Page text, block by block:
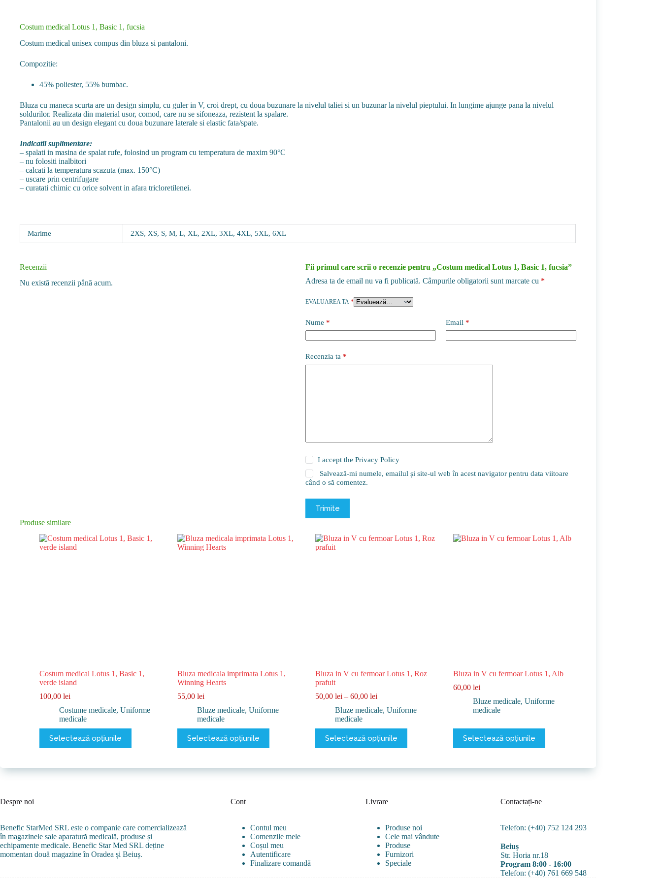
Costum medical Lotus 1, Basic 1, fucsia
Costum medical unisex compus din bluza si pantaloni.
Compozitie:
45% poliester, 55% bumbac.
Bluza cu maneca scurta are un design simplu, cu guler in V, croi drept, cu doua buzunare la nivelul taliei si un buzunar la nivelul pieptului. In lungime ajunge pana la nivelul
soldurilor. Realizata din material usor, comod, care nu se sifoneaza, rezistent la spalare.
Pantalonii au un design elegant cu doua buzunare laterale si elastic fata/spate.
Indicatii suplimentare:
– spalati in masina de spalat rufe, folosind un program cu temperatura de maxim 90°C
– nu folositi inalbitori
– calcati la temperatura scazuta (max. 150°C)
– uscare prin centrifugare
– curatati chimic cu orice solvent in afara tricloretilenei.
Marime 2XS, XS, S, M, L, XL, 2XL, 3XL, 4XL, 5XL, 6XL
Recenzii
Nu există recenzii până acum.
Fii primul care scrii o recenzie pentru „Costum medical Lotus 1, Basic 1, fucsia”
Adresa ta de email nu va fi publicată. Câmpurile obligatorii sunt marcate cu *
EVALUAREA TA *
Nume * Email *
Recenzia ta *
I accept the Privacy Policy
Salvează-mi numele, emailul și site-ul web în acest navigator pentru data viitoare
când o să comentez.
Trimite
Produse similare
Costum medical Lotus 1, Basic 1,
verde island
100,00 lei
Costume medicale, Uniforme
medicale
Selectează opțiunile
produs
are
multe
pagina
produsului.
Bluza medicala imprimata Lotus 1,
Winning Hearts
55,00 lei
Bluze medicale, Uniforme
medicale
Selectează opțiunile
produs
are
multe
pagina
Bluza in V cu fermoar Lotus 1, Roz
prafuit
50,00 lei – 60,00 leiInterval
prețuri:
până
la
60,00 lei
Bluze medicale, Uniforme
medicale
Selectează opțiunile
produs
are
multe
Bluza in V cu fermoar Lotus 1, Alb
60,00 lei
Bluze medicale, Uniforme
medicale
Selectează opțiunile
produs
are
multe
Despre noi
Benefic StarMed SRL este o companie care comercializează
în magazinele sale aparatură medicală, produse și
echipamente medicale. Benefic Star Med SRL deține
momentan două magazine în Oradea și Beiuș.
Cont
Contul meu
Comenzile mele
Coșul meu
Autentificare
Finalizare comandă
Livrare
Produse noi
Cele mai vândute
Produse
Furnizori
Speciale
Contactați-ne
Telefon: (+40) 752 124 293
Beiuș
Str. Horia nr.18
Program 8:00 - 16:00
Telefon: (+40) 761 669 548